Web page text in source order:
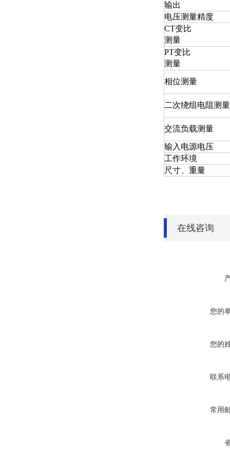
输出
电压测量精度
CT变比
测量
PT变比
测量
相位测量
二次绕组电阻测量
交流负载测量
输入电源电压
工作环境
尺寸、重量
在线咨询
您的
您的
联系
常用